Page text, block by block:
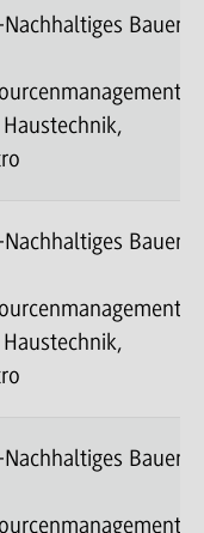
Nachhaltiges Bauen
Nachhaltiges Bauen
Nachhaltiges Bauen